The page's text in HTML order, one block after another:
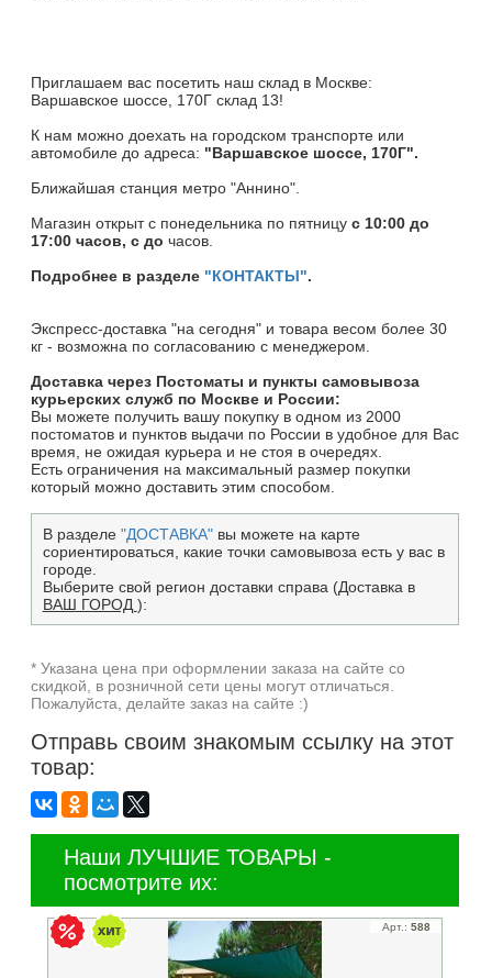
Приглашаем вас посетить наш склад в Москве:
Варшавское шоссе, 170Г склад 13!
К нам можно доехать на городском транспорте или
автомобиле до адреса: "Варшавское шоссе, 170Г".
Ближайшая станция метро "Аннино".
Магазин открыт c понедельника по пятницу с 10:00 до
17:00 часов, с до часов.
Подробнее в разделе "КОНТАКТЫ".
Экспресс-доставка "на сегодня" и товара весом более 30
кг - возможна по согласованию с менеджером.
Доставка через Постоматы и пункты самовывоза
курьерских служб по Москве и России:
Вы можете получить вашу покупку в одном из 2000
постоматов и пунктов выдачи по России в удобное для Вас
время, не ожидая курьера и не стоя в очередях.
Есть ограничения на максимальный размер покупки
который можно доставить этим способом.
В разделе "ДОСТАВКА"вы можете на карте
сориентироваться, какие точки самовывоза есть у вас в
городе.
Выберите свой регион доставки справа (Доставка в
ВАШ ГОРОД ):
* Указана цена при оформлении заказа на сайте со
скидкой, в розничной сети цены могут отличаться.
Пожалуйста, делайте заказ на сайте :)
Отправь своим знакомым ссылку на этот
товар:
Наши ЛУЧШИЕ ТОВАРЫ -
посмотрите их:
Арт.: 588